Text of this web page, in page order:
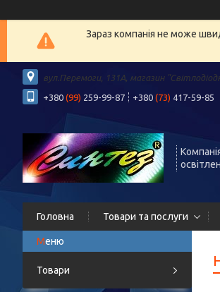
Зараз компанія не може
вул.Перемоги, 131А, магазин
+380 (99) 259-99-87 +380 (73) 417-59-85
Головна Товари та послуги
Товари